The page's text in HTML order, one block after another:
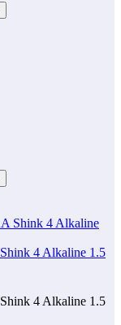
4 Alkaline 1.5
4 Alkaline 1.5